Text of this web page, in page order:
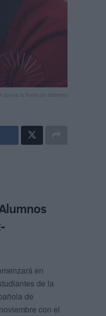
apoya la huela de deberes
en
de la
de
con el